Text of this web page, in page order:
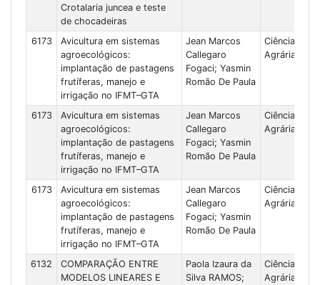
Crotalaria juncea e teste
de chocadeiras
6173
Avicultura em sistemas
agroecológicos:
implantação de pastagens
frutíferas, manejo e
irrigação no IFMT–GTA
Jean Marcos
Callegaro
Fogaci; Yasmin
Romão De Paula
Ciências
Agrárias
6173
Avicultura em sistemas
agroecológicos:
implantação de pastagens
frutíferas, manejo e
irrigação no IFMT–GTA
Jean Marcos
Callegaro
Fogaci; Yasmin
Romão De Paula
Ciências
Agrárias
6173
Avicultura em sistemas
agroecológicos:
implantação de pastagens
frutíferas, manejo e
irrigação no IFMT–GTA
Jean Marcos
Callegaro
Fogaci; Yasmin
Romão De Paula
Ciências
Agrárias
6132
COMPARAÇÃO ENTRE
MODELOS LINEARES E
Paola Izaura da
Silva RAMOS;
Ciências
Agrárias